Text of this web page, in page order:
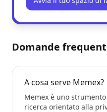
Domande
A cosa serve Memex?
Memex è uno
ricerca orientato alla